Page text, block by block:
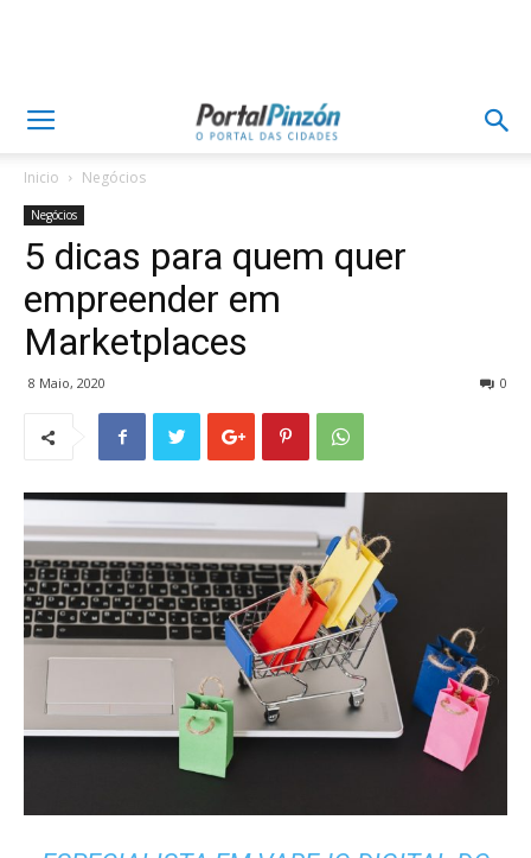
Inicio Negócios
Negócios
5 dicas para quem quer
empreender em
Marketplaces
8 Maio, 2020 0